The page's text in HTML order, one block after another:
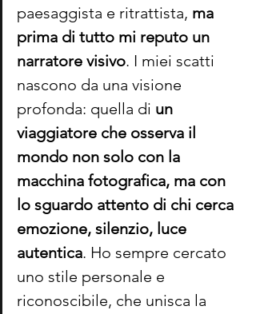
paesaggista e ritrattista, ma
prima di tutto mi reputo un
narratore visivo. I miei scatti
nascono da una visione
profonda: quella di un
viaggiatore che osserva il
mondo non solo con la
macchina fotografica, ma con
lo sguardo attento di chi cerca
emozione, silenzio, luce
autentica. Ho sempre cercato
uno stile personale e
riconoscibile, che unisca la